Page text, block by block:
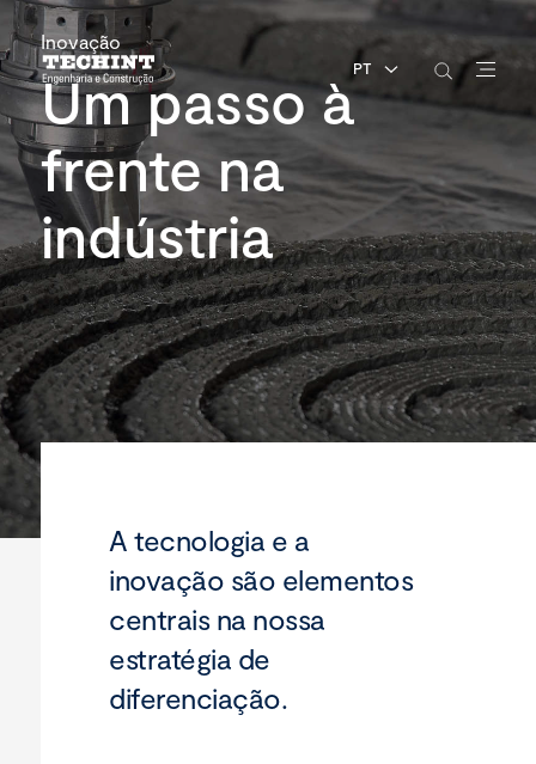
PT
Inovação
Um passo à
frente na
indústria
A tecnologia e a
inovação são elementos
centrais na nossa
estratégia de
diferenciação.